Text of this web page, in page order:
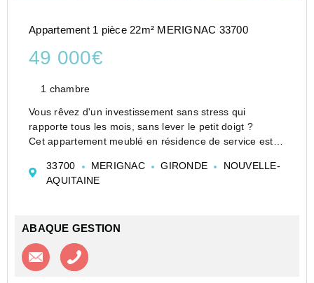
Appartement 1 pièce 22m² MERIGNAC 33700
49 000€
1 chambre
Vous rêvez d'un investissement sans stress qui
rapporte tous les mois, sans lever le petit doigt ?
Cet appartement meublé en résidence de service est la
-Les atouts qui vont vous séduire :
-Loyers garantis : Revenus ass...
33700 MERIGNAC GIRONDE
NOUVELLE-
AQUITAINE
ABAQUE GESTION
Contacter l'agence